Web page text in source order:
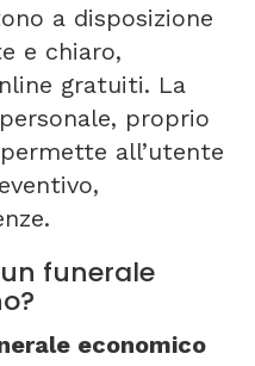
a disposizione
e chiaro,
gratuiti. La
proprio
all’utente
funerale
economico